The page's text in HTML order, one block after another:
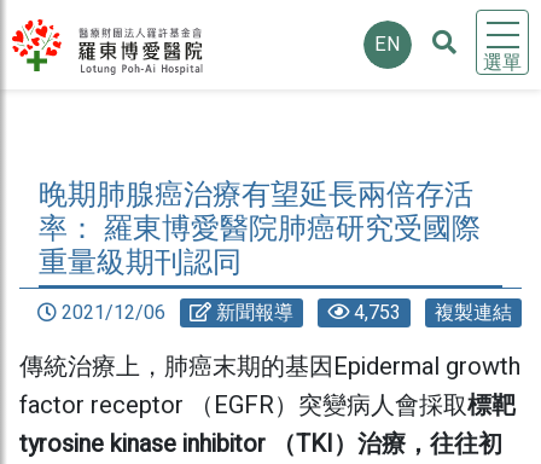
選單
EN
晚期肺腺癌治療有望延長兩倍存活
率： 羅東博愛醫院肺癌研究受國際
重量級期刊認同
2021/12/06 新聞報導 4,753 複製連結
傳統治療上，肺癌末期的基因Epidermal growth
factor receptor （EGFR）突變病人會採取標靶
tyrosine kinase inhibitor （TKI）治療，往往初